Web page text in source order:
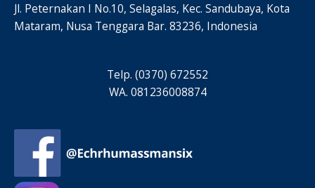
Jl. Peternakan I No.10, Selagalas, Kec. Sandubaya, Kota
Mataram, Nusa Tenggara Bar. 83236, Indonesia
Telp. (0370) 672552
WA. 081236008874